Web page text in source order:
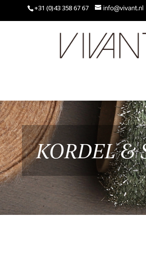
+31 (0)43 358 67 67 info@vivant.nl
KORDEL &